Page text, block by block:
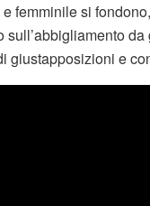
femminile si
sull’abbigliamento da
giustapposizioni e